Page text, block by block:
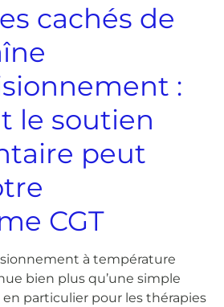
cachés de
:
le soutien
peut
CGT
à température
bien plus qu’une simple
particulier pour les thérapies